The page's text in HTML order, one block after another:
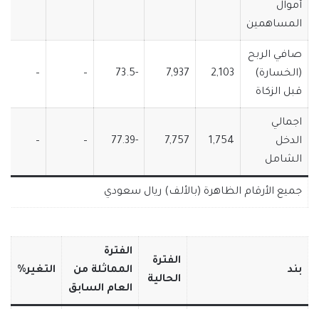
أموال
المساهمين
صافي الربح
(الخسارة)
قبل الزكاة
2,103
7,937
-73.5
–
–
اجمالي
الدخل
الشامل
1,754
7,757
-77.39
–
–
جميع الأرقام الظاهرة (بالألف) ريال سعودي
بند
الفترة
الحالية
الفترة
المماثلة من
العام السابق
التغير%